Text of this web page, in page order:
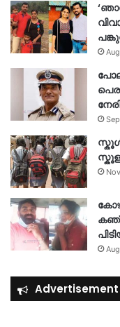
Advertisement